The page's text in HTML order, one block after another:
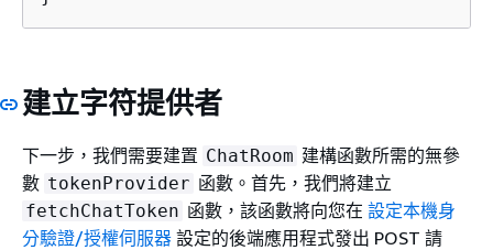
建立字符提供者
下一步，我們需要建置 ChatRoom 建構函數所需的無參
數 tokenProvider 函數。首先，我們將建立
fetchChatToken 函數，該函數將向您在 設定本機身
分驗證/授權伺服器 設定的後端應用程式發出 POST 請